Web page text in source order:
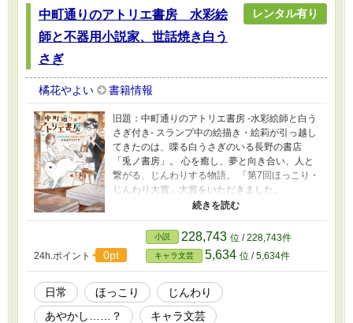
中町通りのアトリエ書房 水彩絵
師と不器用小説家、世話焼き白う
さぎ
レンタル有り
橘花やよい 書籍情報
旧題：中町通りのアトリエ書房 -水彩絵師と白う
さぎ付き- スランプ中の絵描き・絵莉が引っ越し
てきたのは、喋る白うさぎのいる長野の書店
「兎ノ書房」。 心を癒し、夢と向き合い、人と
繋がる、じんわりする物語。 「第7回ほっこり・
じんわり大賞」大賞をいただきました。
2025.6.9 書籍刊行 2025.5 物語舞台の土地名の
した。 書籍版では修正済みです。
24h.ポイント 0pt
小説 228,743 位 / 228,743件
キャラ文芸 5,634 位 / 5,634件
日常 ほっこり
じんわり
あやかし……？
キャラ文芸